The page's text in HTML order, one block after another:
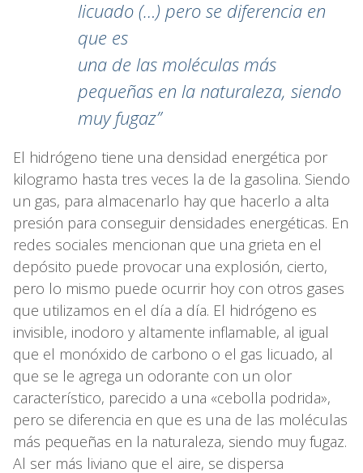
licuado (…) pero se diferencia en
que es
una de las moléculas más
pequeñas en la naturaleza, siendo
muy fugaz”
El hidrógeno tiene una densidad energética por
kilogramo hasta tres veces la de la gasolina. Siendo
un gas, para almacenarlo hay que hacerlo a alta
presión para conseguir densidades energéticas. En
redes sociales mencionan que una grieta en el
depósito puede provocar una explosión, cierto,
pero lo mismo puede ocurrir hoy con otros gases
que utilizamos en el día a día. El hidrógeno es
invisible, inodoro y altamente inflamable, al igual
que el monóxido de carbono o el gas licuado, al
que se le agrega un odorante con un olor
característico, parecido a una «cebolla podrida»,
pero se diferencia en que es una de las moléculas
más pequeñas en la naturaleza, siendo muy fugaz.
Al ser más liviano que el aire, se dispersa